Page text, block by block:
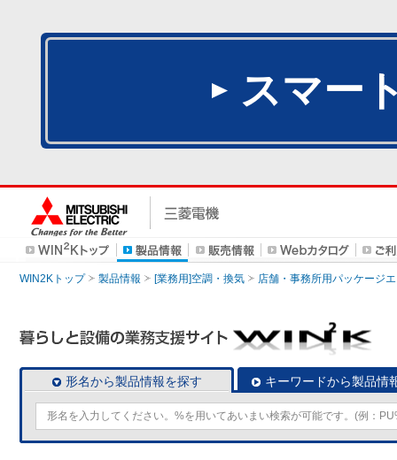
スマー
WIN2Kトップ 製品情報 [業務用]空調・換気 店舗・事務所用パッケージ
形名から製品情報を探す キーワードから製品情